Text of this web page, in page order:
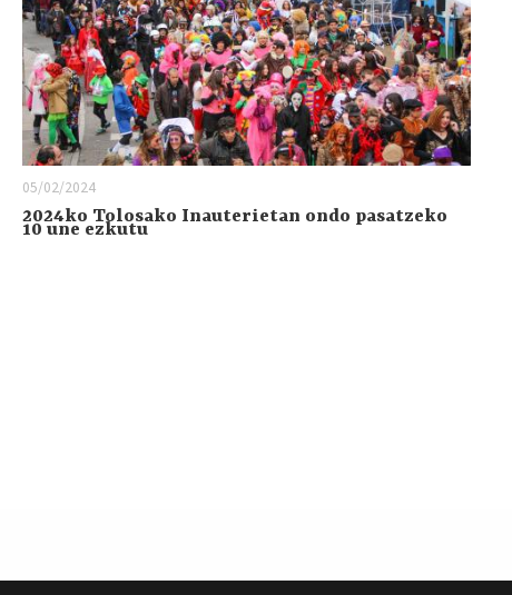
05/02/2024
2024ko Tolosako Inauterietan ondo pasatzeko
10 une ezkutu